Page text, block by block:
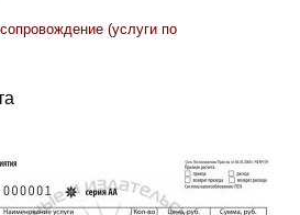
(услуги по